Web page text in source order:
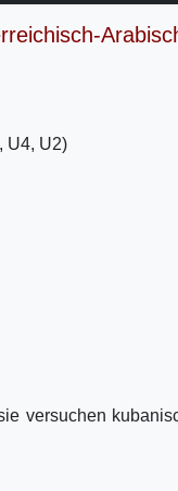
U4, U2)
versuchen